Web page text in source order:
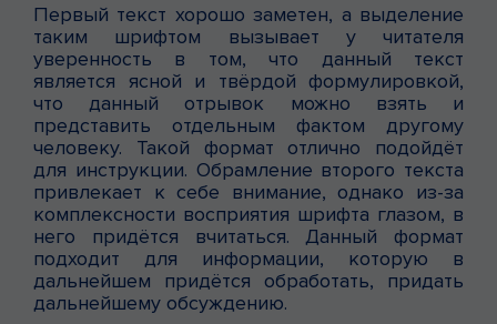
Первый текст хорошо заметен, а выделение
таким шрифтом вызывает у читателя
уверенность в том, что данный текст
является ясной и твёрдой формулировкой,
что данный отрывок можно взять и
представить отдельным фактом другому
человеку. Такой формат отлично подойдёт
для инструкции. Обрамление второго текста
привлекает к себе внимание, однако из-за
комплексности восприятия шрифта глазом, в
него придётся вчитаться. Данный формат
подходит для информации, которую в
дальнейшем придётся обработать, придать
дальнейшему обсуждению.